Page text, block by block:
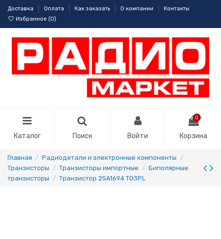
Доставка Оплата Как заказать О компании
Контакты
Избранное (0)
Каталог Поиск Войти
0
Корзина
Главная
Радиодетали и электронные компоненты
Транзисторы
Транзисторы импортные
Биполярные
транзисторы
Транзистор 2SA1694 TO3PL